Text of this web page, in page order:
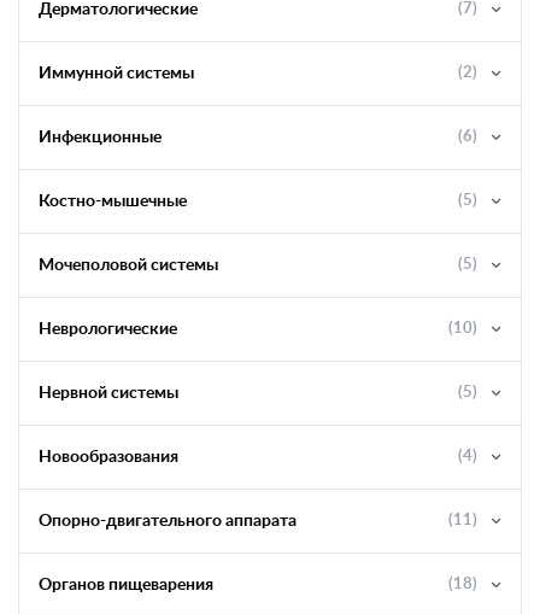
Дерматологические (7)
Иммунной системы (2)
Инфекционные (6)
Костно-мышечные (5)
Мочеполовой системы (5)
Неврологические (10)
Нервной системы (5)
Новообразования (4)
Опорно-двигательного аппарата (11)
Органов пищеварения (18)